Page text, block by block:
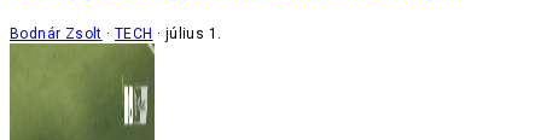
Bodnár Zsolt TECH július 1.